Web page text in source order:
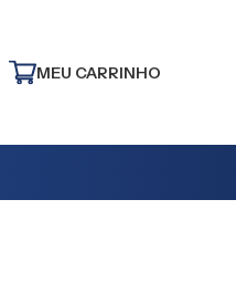
MEU CARRINHO